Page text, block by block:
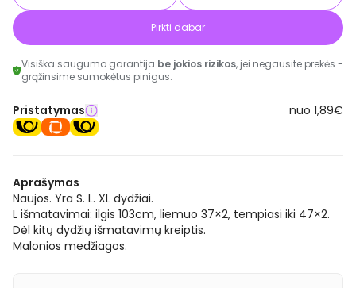
Pirkti dabar
Visiška saugumo garantija be jokios rizikos, jei negausite prekės -
grąžinsime sumokėtus pinigus.
Pristatymas nuo 1,89€
Aprašymas
Naujos. Yra S. L. XL dydžiai.
L išmatavimai: ilgis 103cm, liemuo 37×2, tempiasi iki 47×2.
Dėl kitų dydžių išmatavimų kreiptis.
Malonios medžiagos.